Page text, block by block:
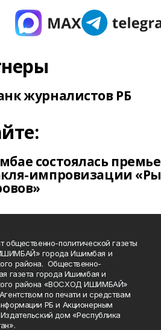
журналистов РБ
состоялась
импровизации
общественно-политической газеты
города Ишимбая и
района. Общественно-
газета города Ишимбая и
района «ВОСХОД ИШИМБАЙ»
по печати и средствам
РБ и Акционерным
дом «Республика